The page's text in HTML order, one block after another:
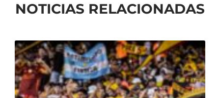
NOTICIAS RELACIONADAS